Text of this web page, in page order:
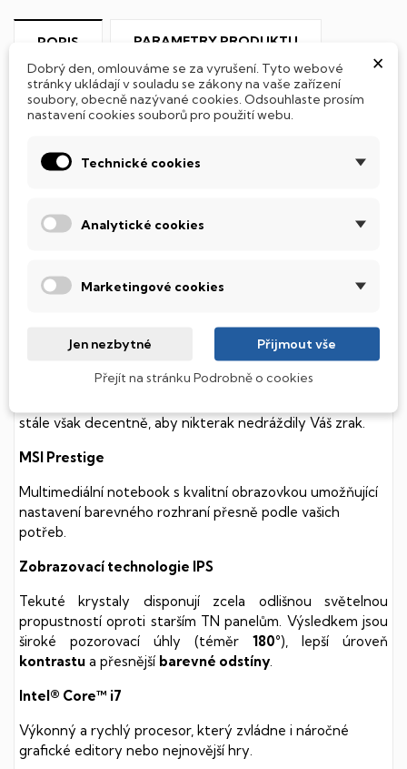
POPIS PARAMETRY PRODUKTU
SSD Disk
(Hard Disk Drive) disků nedisponuje žádnými pohyblivými
soustavy je tento disk mnohem
a především nabízí
Podsvícená klávesnice
Integrovaný systém úsporných LED diod osvítí jednotlivé
stále však decentně, aby nikterak nedráždily Váš zrak.
MSI Prestige
Multimediální notebook s kvalitní obrazovkou umožňující
nastavení barevného rozhraní přesně podle vašich
potřeb.
Zobrazovací technologie IPS
Tekuté krystaly disponují zcela odlišnou světelnou
propustností oproti starším TN panelům. Výsledkem jsou
široké pozorovací úhly (téměr 180°), lepší úroveň
kontrastu a přesnější barevné odstíny
Intel® Core™ i7
Výkonný a rychlý procesor, který zvládne i náročné
grafické editory nebo nejnovější hry.
×
Dobrý den, omlouváme se za vyrušení. Tyto webové
stránky ukládají v souladu se zákony na vaše zařízení
soubory, obecně nazývané cookies. Odsouhlaste prosím
nastavení cookies souborů pro použití webu.
Technické cookies
Analytické cookies
Marketingové cookies
Jen nezbytné Přijmout vše
Přejít na stránku Podrobně o cookies